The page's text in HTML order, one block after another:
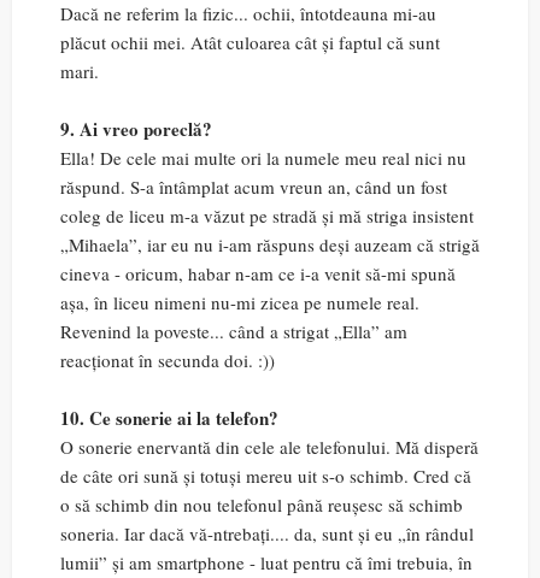
Dacă ne referim la fizic... ochii, întotdeauna mi-au
plăcut ochii mei. Atât culoarea cât și faptul că sunt
mari.
9. Ai vreo poreclă?
Ella! De cele mai multe ori la numele meu real nici nu
răspund. S-a întâmplat acum vreun an, când un fost
coleg de liceu m-a văzut pe stradă și mă striga insistent
„Mihaela”, iar eu nu i-am răspuns deși auzeam că strigă
cineva - oricum, habar n-am ce i-a venit să-mi spună
așa, în liceu nimeni nu-mi zicea pe numele real.
Revenind la poveste... când a strigat „Ella” am
reacționat în secunda doi. :))
10. Ce sonerie ai la telefon?
O sonerie enervantă din cele ale telefonului. Mă disperă
de câte ori sună și totuși mereu uit s-o schimb. Cred că
o să schimb din nou telefonul până reușesc să schimb
soneria. Iar dacă vă-ntrebați.... da, sunt și eu „în rândul
lumii” și am smartphone - luat pentru că îmi trebuia, în